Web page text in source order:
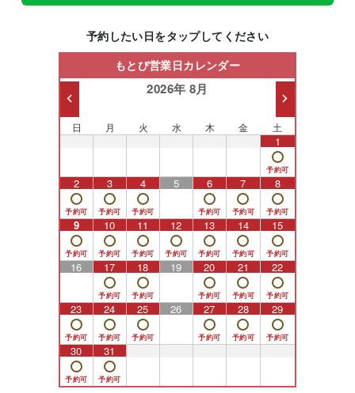
予約したい日をタップしてください
もとび営業日カレンダー
2026年 8月
日 月 火 水 木 金 土
1
2 3 4 5 6 7 8
9 10 11 12 13 14 15
16 17 18 19 20 21 22
23 24 25 26 27 28 29
30 31